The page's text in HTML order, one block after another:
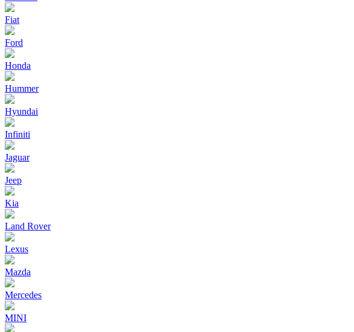
Fiat
Ford
Honda
Hummer
Hyundai
Infiniti
Jaguar
Jeep
Kia
Land Rover
Lexus
Mazda
Mercedes
MINI